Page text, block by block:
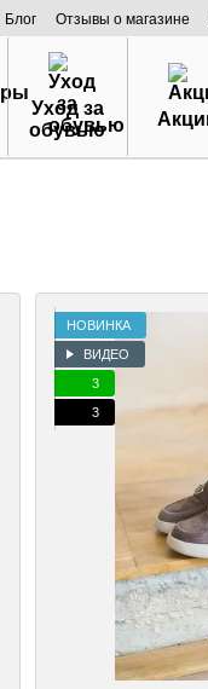
Блог Отзывы о магазине
Уход за
обувью
НОВИНКА
ВИДЕО
3
3